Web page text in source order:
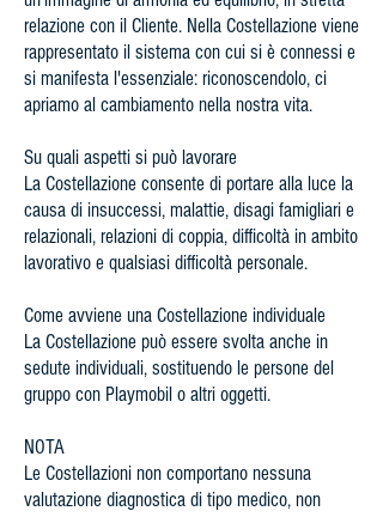
relazione con il Cliente. Nella Costellazione viene
rappresentato il sistema con cui si è connessi e
si manifesta l'essenziale: riconoscendolo, ci
apriamo al cambiamento nella nostra vita.
Su quali aspetti si può lavorare
La Costellazione consente di portare alla luce la
causa di insuccessi, malattie, disagi famigliari e
relazionali, relazioni di coppia, difficoltà in ambito
lavorativo e qualsiasi difficoltà personale.
Come avviene una Costellazione individuale
La Costellazione può essere svolta anche in
sedute individuali, sostituendo le persone del
gruppo con Playmobil o altri oggetti.
NOTA
Le Costellazioni non comportano nessuna
valutazione diagnostica di tipo medico, non